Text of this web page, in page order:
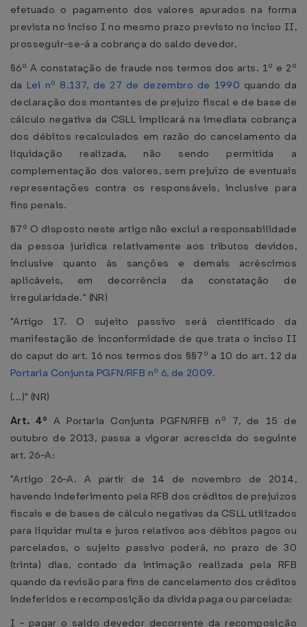
efetuado o pagamento dos valores apurados na forma
prevista no inciso I no mesmo prazo previsto no inciso II,
prosseguir-se-á a cobrança do saldo devedor.
§6º A constatação de fraude nos termos dos arts. 1º e 2º
da Lei nº 8.137, de 27 de dezembro de 1990 quando da
declaração dos montantes de prejuízo fiscal e de base de
cálculo negativa da CSLL implicará na imediata cobrança
dos débitos recalculados em razão do cancelamento da
liquidação realizada, não sendo permitida a
complementação dos valores, sem prejuízo de eventuais
representações contra os responsáveis, inclusive para
fins penais.
§7º O disposto neste artigo não exclui a responsabilidade
da pessoa jurídica relativamente aos tributos devidos,
inclusive quanto às sanções e demais acréscimos
aplicáveis, em decorrência da constatação de
irregularidade." (NR)
"Artigo 17. O sujeito passivo será cientificado da
manifestação de inconformidade de que trata o inciso II
do caput do art. 16 nos termos dos §§7º a 10 do art. 12 da
Portaria Conjunta PGFN/RFB nº 6, de 2009.
(...)" (NR)
Art. 4º A Portaria Conjunta PGFN/RFB nº 7, de 15 de
outubro de 2013, passa a vigorar acrescida do seguinte
art. 26-A:
"Artigo 26-A. A partir de 14 de novembro de 2014,
havendo indeferimento pela RFB dos créditos de prejuízos
fiscais e de bases de cálculo negativas da CSLL utilizados
para liquidar multa e juros relativos aos débitos pagos ou
parcelados, o sujeito passivo poderá, no prazo de 30
(trinta) dias, contado da intimação realizada pela RFB
quando da revisão para fins de cancelamento dos créditos
indeferidos e recomposição da dívida paga ou parcelada:
I - pagar o saldo devedor decorrente da recomposição